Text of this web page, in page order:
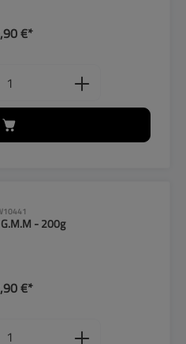
€*
Gib den
- 200g
€*
Gib den